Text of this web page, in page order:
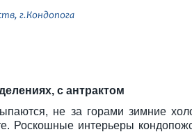
г.Кондопога
с антрактом
не за горами зимние
Роскошные интерьеры